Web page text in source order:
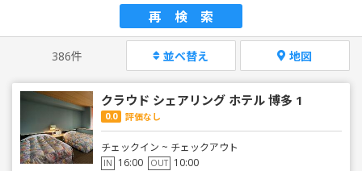
再検索
386件 並べ替え 地図
クラウド シェアリング ホテル 博多 1
0.0 評価なし
チェックイン ~ チェックアウト
IN 16:00 OUT 10:00